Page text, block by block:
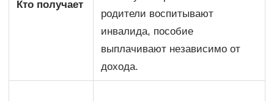
Кто получает
родители воспитывают
инвалида, пособие
выплачивают независимо от
дохода.